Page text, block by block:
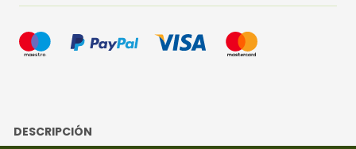
DESCRIPCIÓN